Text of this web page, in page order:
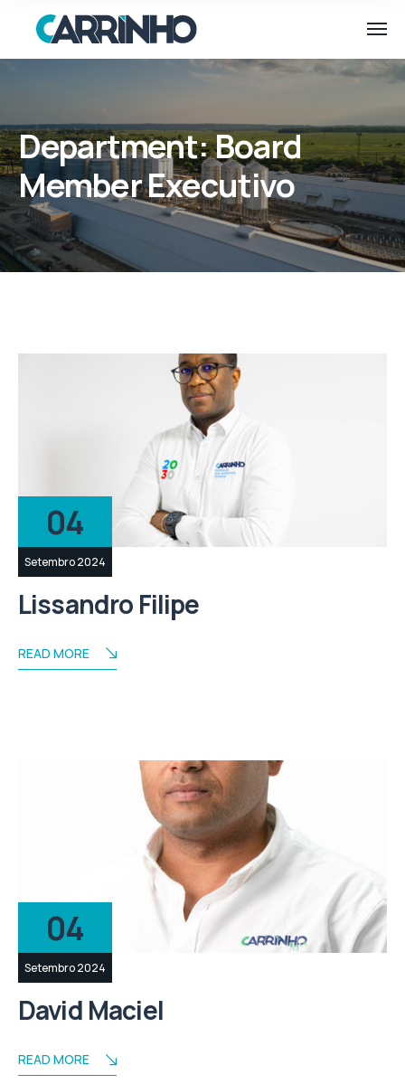
Department:Board
Member Executivo
04
Setembro 2024
Lissandro Filipe
READ MORE
04
Setembro 2024
David Maciel
READ MORE